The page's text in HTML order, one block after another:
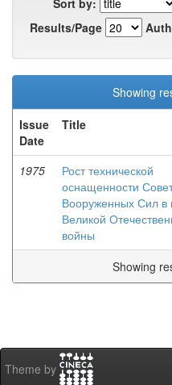
Sort by:
Results/Page
Showing
Issue
Date
Title
1975
Рост технической
оснащенности
Вооруженных Сил в
Великой
войны
Showing
Theme by